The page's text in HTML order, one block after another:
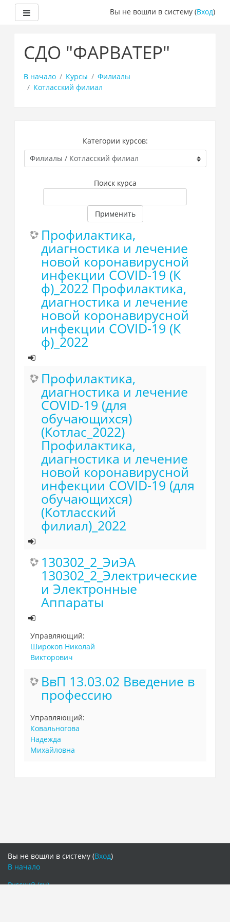
основному
содержанию
Вы не вошли в систему (Вход)
СДО "ФАРВАТЕР"
В начало Курсы
Филиалы
Котласский филиал
Категории курсов:
Поиск курса
Применить
Профилактика,
диагностика и лечение
новой коронавирусной
инфекции COVID-19 (К
ф)_2022 Профилактика,
диагностика и лечение
новой коронавирусной
инфекции COVID-19 (К
ф)_2022
Профилактика,
диагностика и лечение
COVID-19 (для
обучающихся)
(Котлас_2022)
Профилактика,
диагностика и лечение
новой коронавирусной
инфекции COVID-19 (для
обучающихся)
(Котласский
филиал)_2022
130302_2_ЭиЭА
130302_2_Электрические
и Электронные
Аппараты
Управляющий:
Широков Николай
Викторович
ВвП 13.03.02 Введение в
профессию
Управляющий:
Ковальногова
Надежда
Михайловна
Вы не вошли в систему (Вход)
В начало
Русский ‎(ru)‎